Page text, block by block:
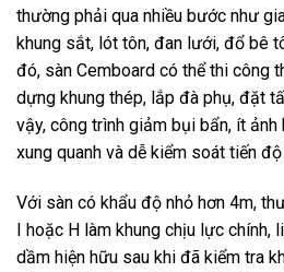
thường phải qua nhiều bước như
khung sắt, lót tôn, đan lưới, đổ bê
đó, sàn Cemboard có thể thi công
dựng khung thép, lắp đà phụ, đặt
vậy, công trình giảm bụi bẩn, ít
xung quanh và dễ kiểm soát tiến độ
Với sàn có khẩu độ nhỏ hơn 4m,
I hoặc H làm khung chịu lực chính,
dầm hiện hữu sau khi đã kiểm tra